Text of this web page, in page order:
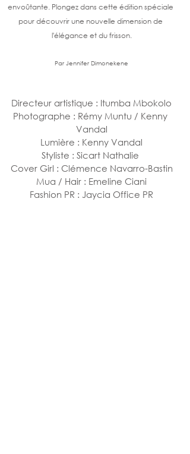
envoûtante. Plongez dans cette édition spéciale
pour découvrir une nouvelle dimension de
l'élégance et du frisson.
Par Jennifer Dimonekene
Directeur artistique : Itumba Mbokolo
Photographe : Rémy Muntu / Kenny
Vandal
Lumière : Kenny Vandal
Styliste : Sicart Nathalie
Cover Girl : Clémence Navarro-Bastin
Mua / Hair : Emeline Ciani
Fashion PR : Jaycia Office PR